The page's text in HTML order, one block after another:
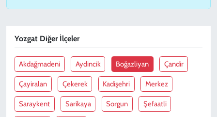
Yozgat Diğer İlçeler
Akdağmadeni Aydincik Boğazliyan Çandir
Çayiralan Çekerek Kadişehri Merkez
Saraykent Sarikaya Sorgun Şefaatli